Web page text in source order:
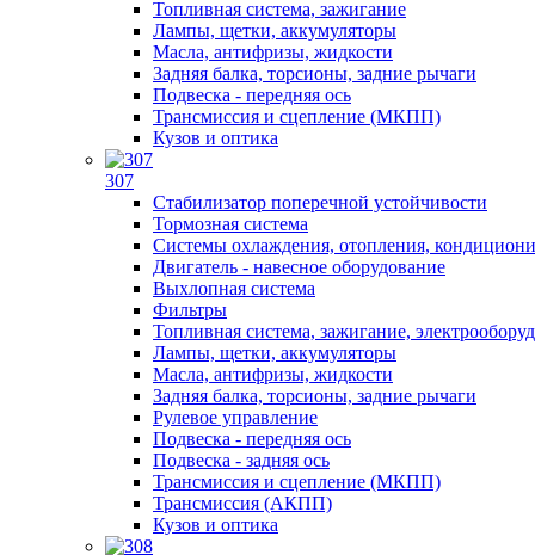
Топливная система, зажигание
Лампы, щетки, аккумуляторы
Масла, антифризы, жидкости
Задняя балка, торсионы, задние рычаги
Подвеска - передняя ось
Трансмиссия и сцепление (МКПП)
Кузов и оптика
307
Стабилизатор поперечной устойчивости
Тормозная система
Системы охлаждения, отопления,
Двигатель - навесное оборудование
Выхлопная система
Фильтры
Топливная система, зажигание,
Лампы, щетки, аккумуляторы
Масла, антифризы, жидкости
Задняя балка, торсионы, задние рычаги
Рулевое управление
Подвеска - передняя ось
Подвеска - задняя ось
Трансмиссия и сцепление (МКПП)
Трансмиссия (АКПП)
Кузов и оптика